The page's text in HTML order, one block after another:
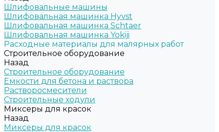
Шлифовальные машины
Шлифовальная машинка Hyvst
Шлифовальная машинка Schtaer
Шлифовальная машинка Yokiji
Расходные материалы для малярных работ
Строительное оборудование
Назад
Строительное оборудование
Емкости для бетона и раствора
Растворосмесители
Строительные ходули
Миксеры для красок
Назад
Миксеры для красок